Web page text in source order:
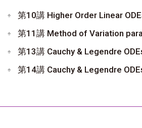
第10講 Higher Order Linear
第11講 Method of Variation
第13講 Cauchy & Legendre
第14講 Cauchy & Legendre